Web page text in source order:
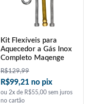
Kit Flexíveis para
Aquecedor a Gás Inox
Completo Maqenge
R$129,99
R$99,21 no pix
ou 2x de R$55,00 sem juros
no cartão